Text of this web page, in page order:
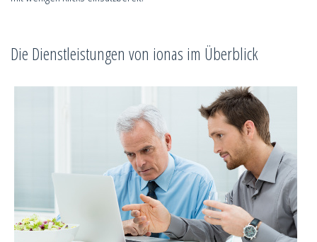
Die Dienstleistungen von ionas im Überblick